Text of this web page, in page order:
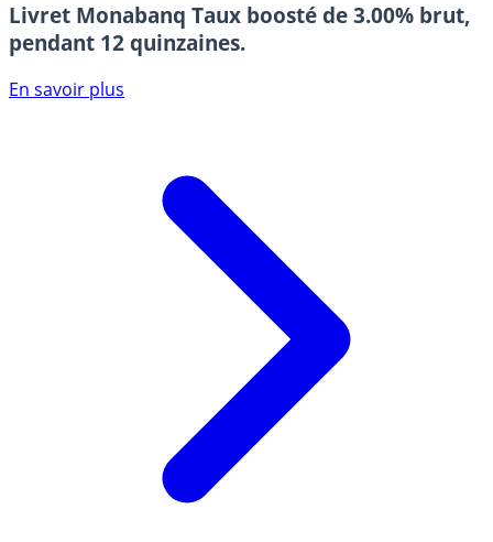
Livret Monabanq Taux boosté de 3.00% brut,
pendant 12 quinzaines.
En savoir plus